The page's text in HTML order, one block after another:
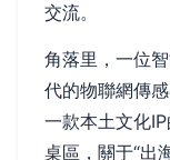
交流。
角落里，一位
代的物聯網傳
一款本土文化
桌區，關于“出